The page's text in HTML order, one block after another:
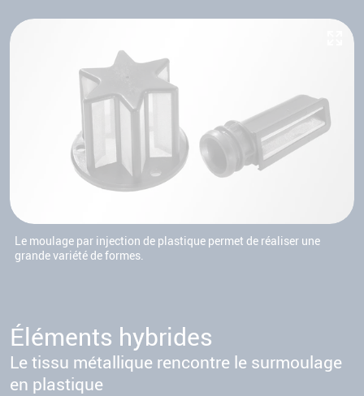
Le moulage par injection de plastique permet de réaliser une
grande variété de formes.
Éléments hybrides
Le tissu métallique rencontre le surmoulage
en plastique